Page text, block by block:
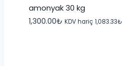
amonyak 30 kg
1,300.00₺ KDV hariç 1,083.33₺